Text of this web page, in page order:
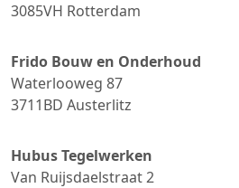
3085VH Rotterdam
Frido Bouw en Onderhoud
Waterlooweg 87
3711BD Austerlitz
Hubus Tegelwerken
Van Ruijsdaelstraat 2